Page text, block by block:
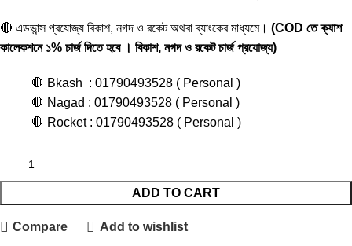
🔴 এডভান্স প্রযোজ্য বিকাশ, নগদ ও রকেট অথবা ব্যাংকের মাধ্যমে। (COD তে ক্যাশ
কালেকশনে ১% চার্জ দিতে হবে । বিকাশ, নগদ ও রকেট চার্জ প্রযোজ্য)
🛑 Bkash : 01790493528 ( Personal )
🛑 Nagad : 01790493528 ( Personal )
🛑 Rocket : 01790493528 ( Personal )
ADD TO CART
Compare Add to wishlist